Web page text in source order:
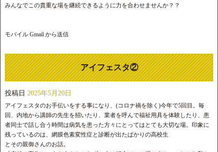
みんなでこの貴重な場を継続できるように力を合わせませんか？？
モバイル Gmail から送信
アイフェスタ②
投稿日 2025年5月20日
アイフェスタのお手伝いをする事になり、(コロナ禍を除く)今年で5回目。毎
回、内地から講師の先生を招いたり、業者を呼んで福祉用具を体験したり、患
者同士で話し合う時間は病気を患った方々にとってはとても大切な場。印象に
残っているのは、網膜色素変性症と診断が出たばかりの高校生
とその親御さんのお話。